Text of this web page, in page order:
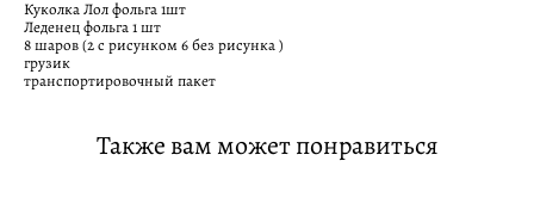
Куколка Лол фольга 1шт
Леденец фольга 1 шт
8 шаров (2 с рисунком 6 без рисунка )
грузик
транспортировочный пакет
Также вам может понравиться